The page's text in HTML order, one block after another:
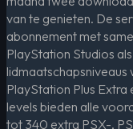
van te genieten. De
abonnement met
PlayStation Studios
lidmaatschapsniveaus
PlayStation Plus Extra
levels bieden alle
tot 340 extra PSX-,